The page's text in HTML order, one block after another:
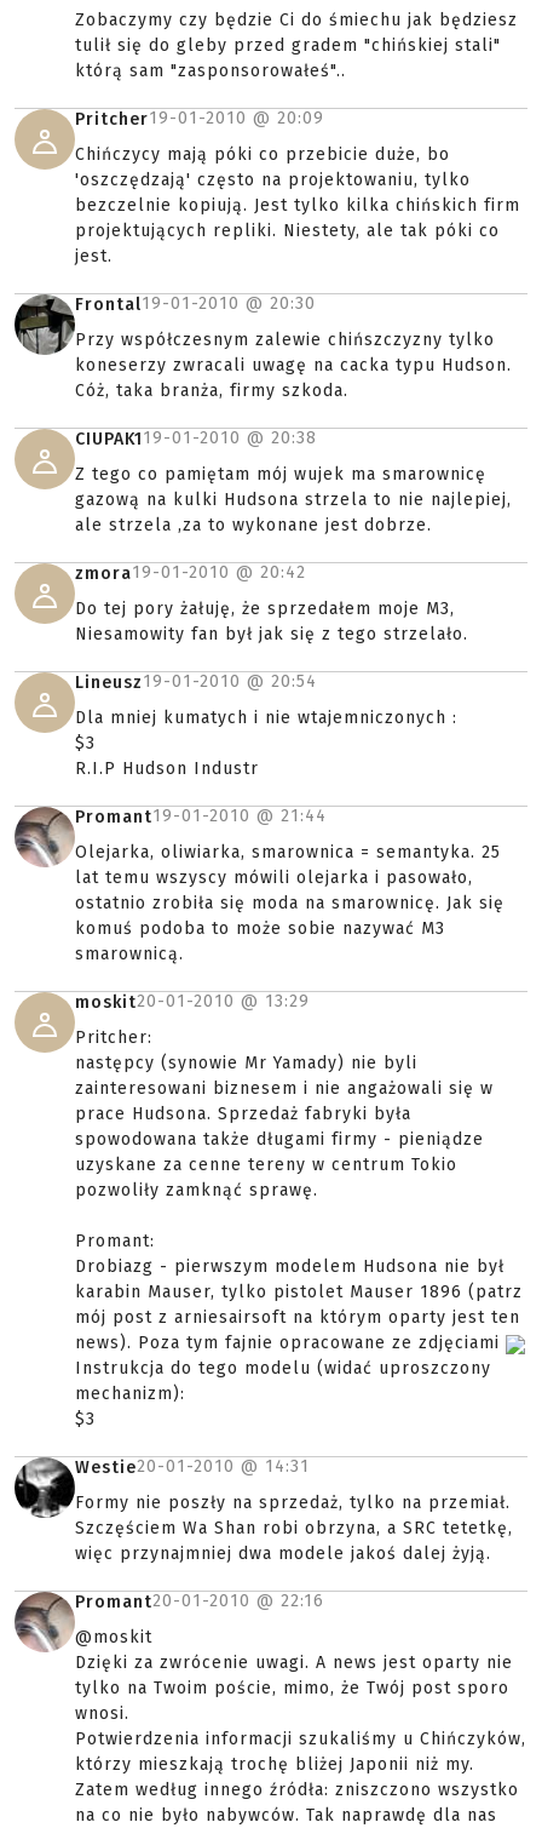
Zobaczymy czy będzie Ci do śmiechu jak będziesz
tulił się do gleby przed gradem "chińskiej stali"
którą sam "zasponsorowałeś"..
Pritcher19-01-2010 @ 20:09
Chińczycy mają póki co przebicie duże, bo
'oszczędzają' często na projektowaniu, tylko
bezczelnie kopiują. Jest tylko kilka chińskich firm
projektujących repliki. Niestety, ale tak póki co
jest.
Frontal19-01-2010 @ 20:30
Przy współczesnym zalewie chińszczyzny tylko
koneserzy zwracali uwagę na cacka typu Hudson.
Cóż, taka branża, firmy szkoda.
CIUPAK119-01-2010 @ 20:38
Z tego co pamiętam mój wujek ma smarownicę
gazową na kulki Hudsona strzela to nie najlepiej,
ale strzela ,za to wykonane jest dobrze.
zmora19-01-2010 @ 20:42
Do tej pory żałuję, że sprzedałem moje M3,
Niesamowity fan był jak się z tego strzelało.
Lineusz19-01-2010 @ 20:54
Dla mniej kumatych i nie wtajemniczonych :
$3
R.I.P Hudson Industr
Promant19-01-2010 @ 21:44
Olejarka, oliwiarka, smarownica = semantyka. 25
lat temu wszyscy mówili olejarka i pasowało,
ostatnio zrobiła się moda na smarownicę. Jak się
komuś podoba to może sobie nazywać M3
smarownicą.
moskit20-01-2010 @ 13:29
Pritcher:
następcy (synowie Mr Yamady) nie byli
zainteresowani biznesem i nie angażowali się w
prace Hudsona. Sprzedaż fabryki była
spowodowana także długami firmy - pieniądze
uzyskane za cenne tereny w centrum Tokio
pozwoliły zamknąć sprawę.
Promant:
Drobiazg - pierwszym modelem Hudsona nie był
karabin Mauser, tylko pistolet Mauser 1896 (patrz
mój post z arniesairsoft na którym oparty jest ten
news). Poza tym fajnie opracowane ze zdjęciami
Instrukcja do tego modelu (widać uproszczony
mechanizm):
$3
Westie20-01-2010 @ 14:31
Formy nie poszły na sprzedaż, tylko na przemiał.
Szczęściem Wa Shan robi obrzyna, a SRC tetetkę,
więc przynajmniej dwa modele jakoś dalej żyją.
Promant20-01-2010 @ 22:16
@moskit
Dzięki za zwrócenie uwagi. A news jest oparty nie
tylko na Twoim poście, mimo, że Twój post sporo
wnosi.
Potwierdzenia informacji szukaliśmy u Chińczyków,
którzy mieszkają trochę bliżej Japonii niż my.
Zatem według innego źródła: zniszczono wszystko
na co nie było nabywców. Tak naprawdę dla nas